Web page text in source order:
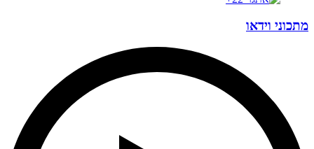
מתכוני וידאו